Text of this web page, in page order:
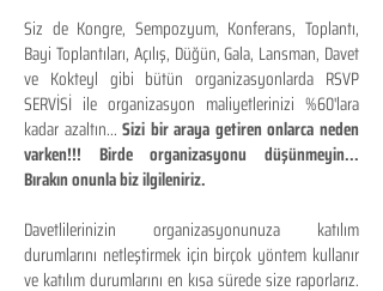
Siz de Kongre, Sempozyum, Konferans, Toplantı,
Bayi Toplantıları, Açılış, Düğün, Gala, Lansman, Davet
ve Kokteyl gibi bütün organizasyonlarda RSVP
SERVİSİ ile organizasyon maliyetlerinizi %60'lara
kadar azaltın...Sizi bir araya getiren onlarca neden
varken!!! Birde organizasyonu düşünmeyin...
Bırakın onunla biz ilgileniriz.
Davetlilerinizin organizasyonunuza katılım
durumlarını netleştirmek için birçok yöntem kullanır
ve katılım durumlarını en kısa sürede size raporlarız.